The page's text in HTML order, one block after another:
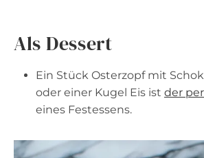
Als Dessert
Ein Stück Osterzopf mit
oder einer Kugel Eis ist der
eines Festessens.